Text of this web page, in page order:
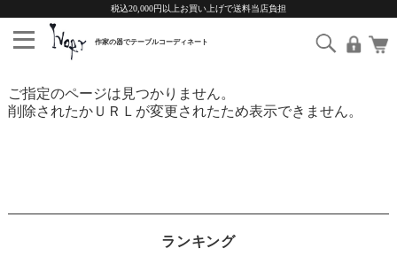
税込20,000円以上お買い上げで送料当店負担
ご指定のページは見つかりません。
削除されたかＵＲＬが変更されたため表示できません。
ランキング